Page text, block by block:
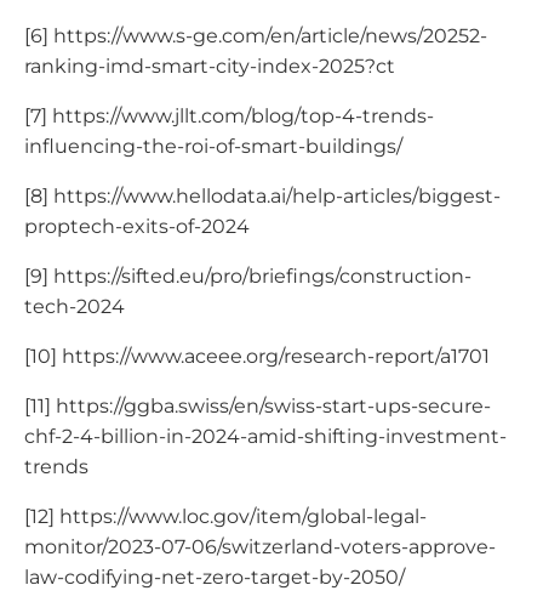
[6] https://www.s-ge.com/en/article/news/20252-
ranking-imd-smart-city-index-2025?ct
[7] https://www.jllt.com/blog/top-4-trends-
influencing-the-roi-of-smart-buildings/
[8] https://www.hellodata.ai/help-articles/biggest-
proptech-exits-of-2024
[9] https://sifted.eu/pro/briefings/construction-
tech-2024
[10] https://www.aceee.org/research-report/a1701
[11] https://ggba.swiss/en/swiss-start-ups-secure-
chf-2-4-billion-in-2024-amid-shifting-investment-
trends
[12] https://www.loc.gov/item/global-legal-
monitor/2023-07-06/switzerland-voters-approve-
law-codifying-net-zero-target-by-2050/